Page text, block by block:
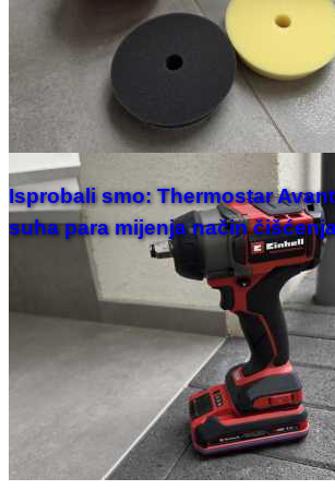
Isprobali smo: Thermostar
suha para mijenja način